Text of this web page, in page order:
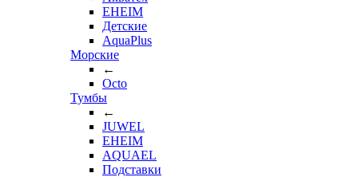
EHEIM
Детские
AquaPlus
Морские
←
Octo
Тумбы
←
JUWEL
EHEIM
AQUAEL
Подставки